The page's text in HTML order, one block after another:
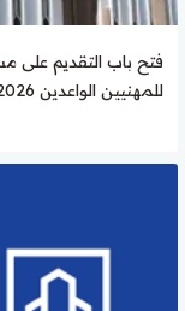
فتح باب التقديم على
للمهنيين الواعدين 2026